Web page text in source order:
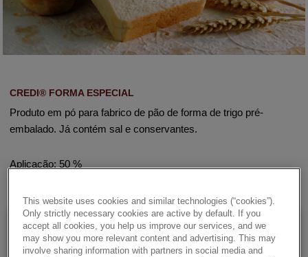
CREDI® FORMA ESPECIAL
Produto em pó para fabrico de pão de forma de trigo pré-
embalado. Já contém sal e conservantes.
Aplicação: 50 %
Details
This website uses cookies and similar technologies (“cookies”).
Only strictly necessary cookies are active by default. If you
accept all cookies, you help us improve our services, and we
may show you more relevant content and advertising. This may
involve sharing information with partners in social media and